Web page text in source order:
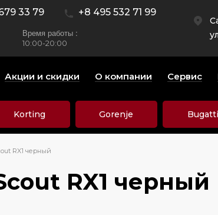
33 79 +8 495 532 71 99
Время работы :
10:00-20:00
Акции и скидки О компании Сервис
Korting Gorenje Bugatti
RX1 черный
RX1 черный